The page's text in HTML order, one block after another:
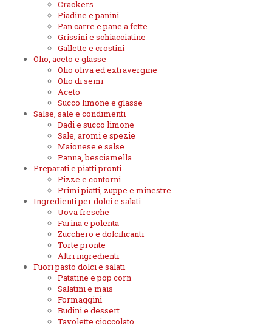
Crackers
Piadine e panini
Pan carre e pane a fette
Grissini e schiacciatine
Gallette e crostini
Olio, aceto e glasse
Olio oliva ed extravergine
Olio di semi
Aceto
Succo limone e glasse
Salse, sale e condimenti
Dadi e succo limone
Sale, aromi e spezie
Maionese e salse
Panna, besciamella
Preparati e piatti pronti
Pizze e contorni
Primi piatti, zuppe e minestre
Ingredienti per dolci e salati
Uova fresche
Farina e polenta
Zucchero e dolcificanti
Torte pronte
Altri ingredienti
Fuori pasto dolci e salati
Patatine e pop corn
Salatini e mais
Formaggini
Budini e dessert
Tavolette cioccolato